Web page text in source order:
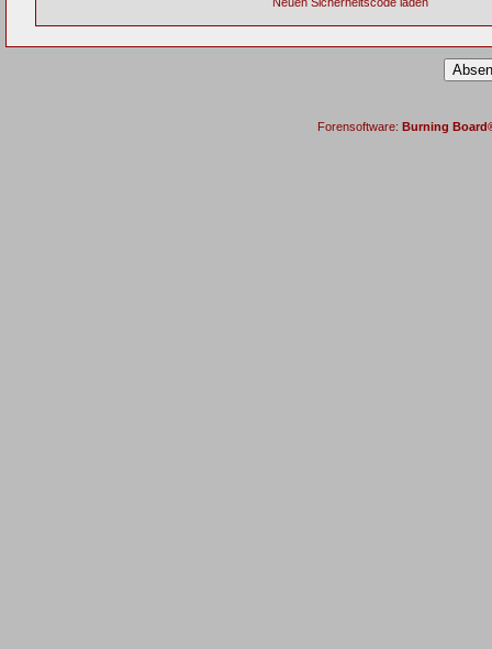
Forensoftware: Burning